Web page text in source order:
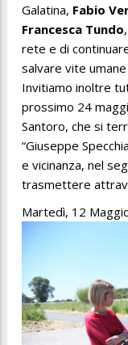
Galatina, Fabio
Francesca Tundo
rete e di
salvare vite
Invitiamo inoltre
prossimo 24
Santoro, che si
“Giuseppe
e vicinanza, nel
trasmettere
Martedì, 12